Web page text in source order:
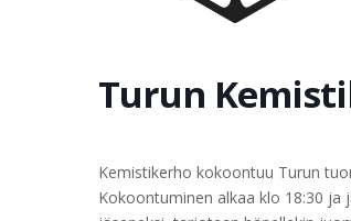
Turun
Kemistikerho kokoontuu Turun
Kokoontuminen alkaa klo 18:30